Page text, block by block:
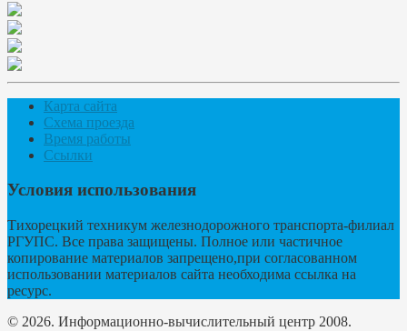
Карта сайта
Схема проезда
Время работы
Ссылки
Условия использования
Тихорецкий техникум железнодорожного транспорта-филиал
РГУПС. Все права защищены. Полное или частичное
копирование материалов запрещено,при согласованном
использовании материалов сайта необходима ссылка на
ресурс.
© 2026. Информационно-вычислительный центр 2008.